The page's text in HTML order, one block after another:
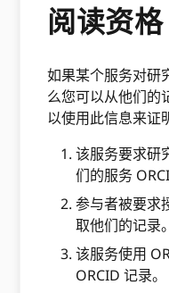
阅读资格
如果某个服务对研
么您可以从他们的
以使用此信息来证
该服务要求研
们的服务
参与者被要求
取他们的记录。
该服务使用
ORCID 记录。